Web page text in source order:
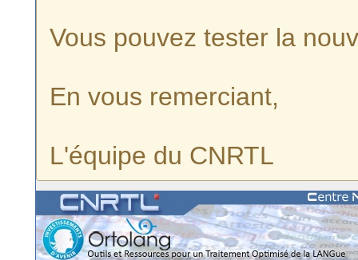
Vous pouvez tester la
En vous remerciant,
L'équipe du CNRTL